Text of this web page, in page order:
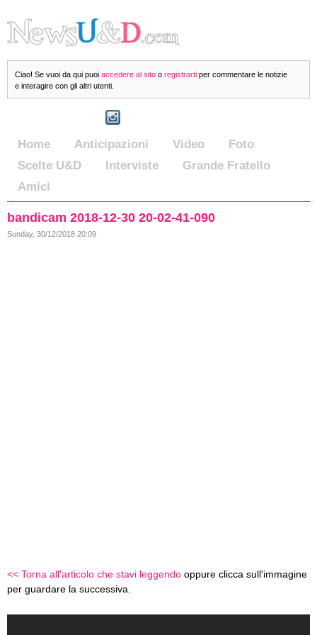
Ciao! Se vuoi da qui puoi accedere al sito o registrarti per commentare le notizie
e interagire con gli altri utenti.
Home Anticipazioni Video
Foto
Scelte U&D
Interviste
Grande Fratello
Amici
bandicam 2018-12-30 20-02-41-090
Sunday, 30/12/2018 20:09
<< Torna all'articolo che stavi leggendo oppure clicca sull'immagine
per guardare la successiva.